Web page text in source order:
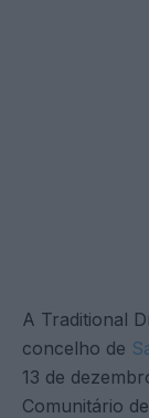
A Traditional
concelho de
13 de
Comunitário